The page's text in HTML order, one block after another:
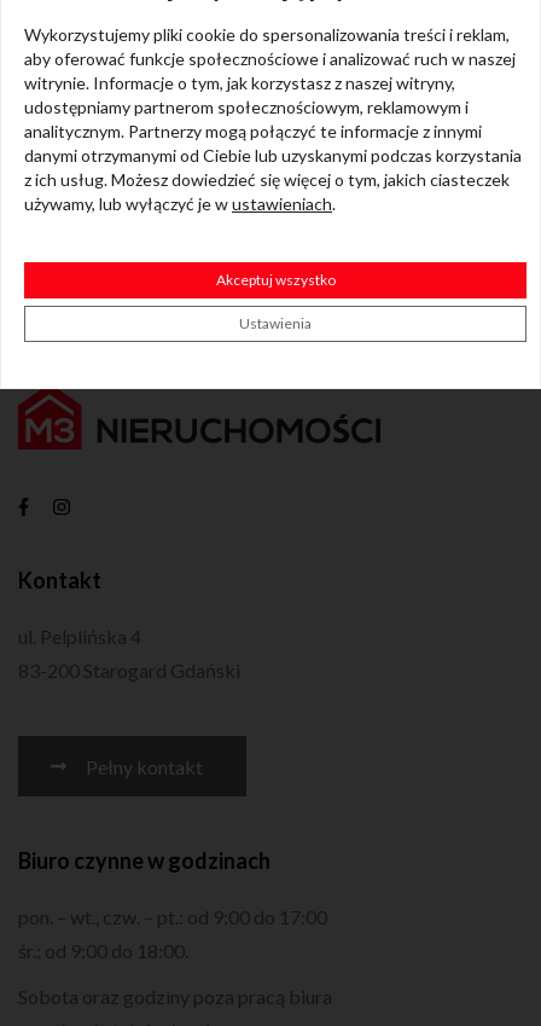
robić administrator portalu Instagram. Prosimy mieć jednak
na względzie, że właściciel portal jako administrator danych
swoich użytkowników, ma pełen dostęp to wszystkich
informacji na Twój temat.
Masz prawo dostępu do swoich danych, sprostowania,
usunięcia, ograniczenia przetwarzania oraz złożenia skargi na
ich przetwarzanie do Urzędu Ochrony Danych Osobowych,
Kontakt
ul. Pelplińska 4
83-200 Starogard Gdański
Pełny kontakt
Biuro czynne w godzinach
pon. – wt., czw. – pt.: od 9:00 do 17:00
śr.: od 9:00 do 18:00.
Sobota oraz godziny poza pracą biura
Wykorzystujemy pliki cookie do spersonalizowania treści i reklam,
aby oferować funkcje społecznościowe i analizować ruch w naszej
witrynie. Informacje o tym, jak korzystasz z naszej witryny,
udostępniamy partnerom społecznościowym, reklamowym i
analitycznym. Partnerzy mogą połączyć te informacje z innymi
danymi otrzymanymi od Ciebie lub uzyskanymi podczas korzystania
z ich usług. Możesz dowiedzieć się więcej o tym, jakich ciasteczek
używamy, lub wyłączyć je wustawieniach.
Akceptuj wszystko
Ustawienia